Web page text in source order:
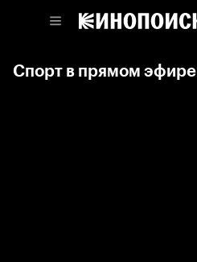
Спорт в прямом эфире